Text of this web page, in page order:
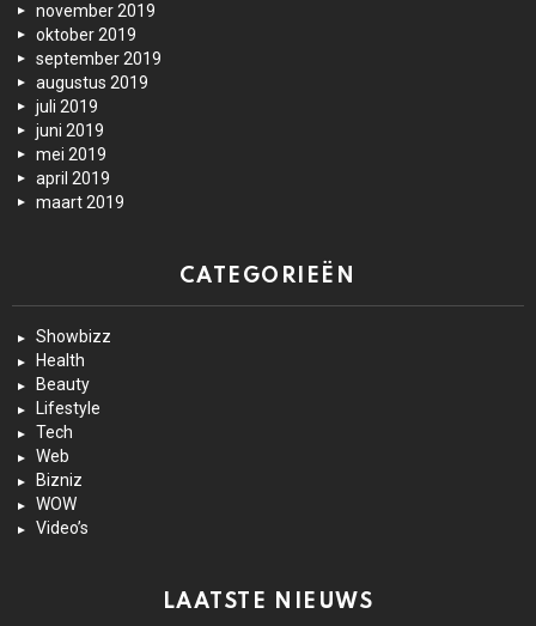
november 2019
oktober 2019
september 2019
augustus 2019
juli 2019
juni 2019
mei 2019
april 2019
maart 2019
CATEGORIEËN
Showbizz
Health
Beauty
Lifestyle
Tech
Web
Bizniz
WOW
Video’s
LAATSTE NIEUWS